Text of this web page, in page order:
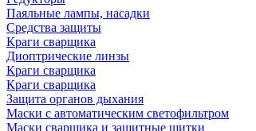
Паяльные лампы, насадки
Средства защиты
Краги сварщика
Диоптрические линзы
Краги сварщика
Краги сварщика
Защита органов дыхания
Маски с автоматическим светофильтром
Маски сварщика и защитные щитки